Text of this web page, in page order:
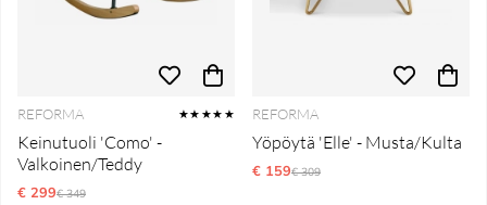
REFORMA ★★★★★
Keinutuoli 'Como' -
Valkoinen/Teddy
€ 299Normaali hinta
€ 349
REFORMA
Yöpöytä 'Elle' - Musta/Kulta
€ 159Normaali hinta
€ 309